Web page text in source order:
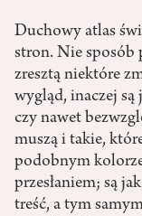
Duchowy atlas
stron. Nie sposób
zresztą niektóre
wygląd, inaczej
czy nawet
muszą i takie,
podobnym
przesłaniem; są
treść, a tym